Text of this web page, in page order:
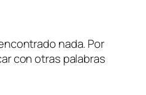
nada. Por
con otras palabras